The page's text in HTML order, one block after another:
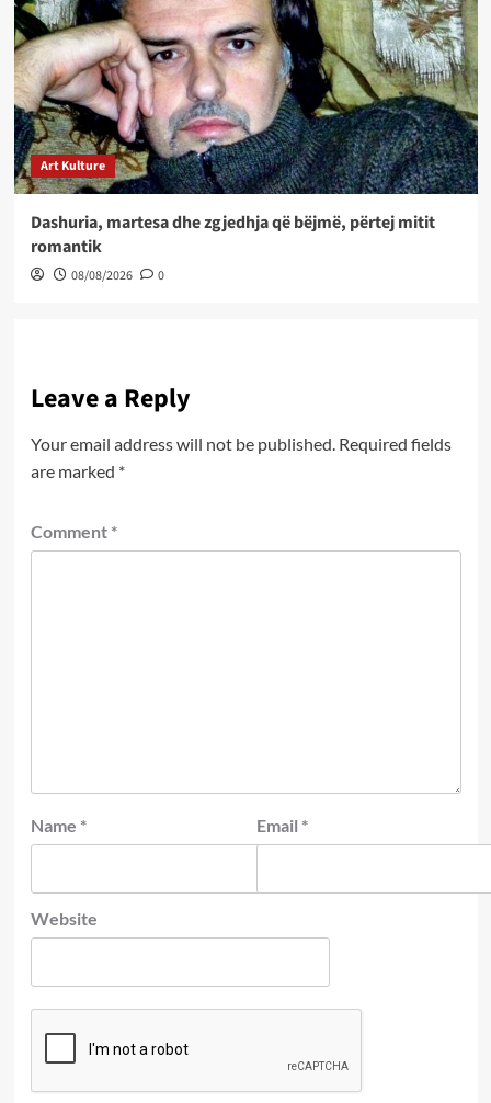
Art Kulture
Dashuria, martesa dhe zgjedhja që bëjmë, përtej mitit
romantik
08/08/2026 0
Leave a Reply
Your email address will not be published. Required fields
are marked *
Comment *
Name * Email *
Website